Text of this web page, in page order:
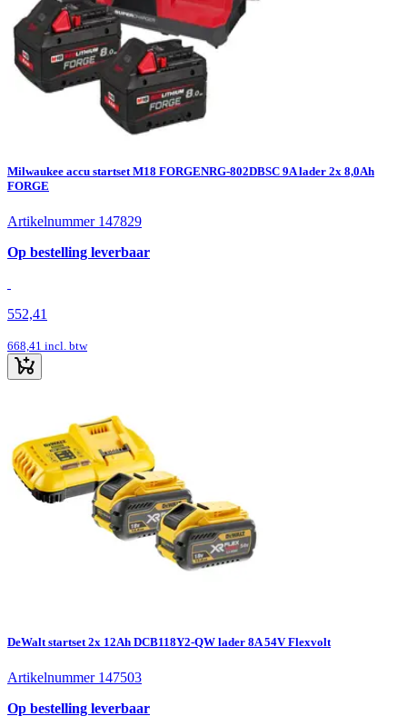
Milwaukee accu startset M18 FORGENRG-802DBSC 9A lader 2x 8,0Ah
FORGE
Artikelnummer 147829
Op bestelling leverbaar
552,41
668,41 incl. btw
DeWalt startset 2x 12Ah DCB118Y2-QW lader 8A 54V Flexvolt
Artikelnummer 147503
Op bestelling leverbaar